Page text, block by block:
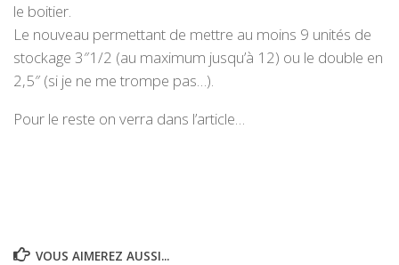
le boitier.
Le nouveau permettant de mettre au moins 9 unités de
stockage 3″1/2 (au maximum jusqu’à 12) ou le double en
2,5″ (si je ne me trompe pas…).
Pour le reste on verra dans l’article…
VOUS AIMEREZ AUSSI...